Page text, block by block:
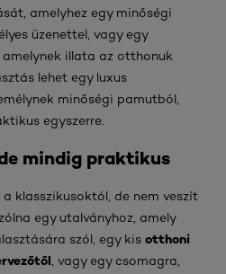
amelyhez egy minőségi
üzenettel, vagy egy
illata az otthonuk
lehet egy luxus
minőségi pamutból,
egyszerre.
mindig praktikus
klasszikusoktól, de nem veszít
egy utalványhoz, amely
szól, egy kis otthoni
, vagy egy csomagra,